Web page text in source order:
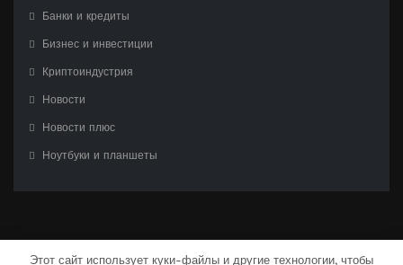
Банки и кредиты
Бизнес и инвестиции
Криптоиндустрия
Новости
Новости плюс
Ноутбуки и планшеты
Этот сайт использует куки-файлы и другие технологии, чтобы